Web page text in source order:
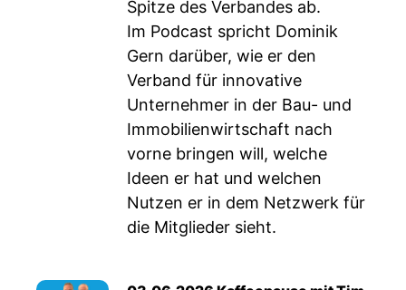
Spitze des Verbandes ab.
Im Podcast spricht Dominik
Gern darüber, wie er den
Verband für innovative
Unternehmer in der Bau- und
Immobilienwirtschaft nach
vorne bringen will, welche
Ideen er hat und welchen
Nutzen er in dem Netzwerk für
die Mitglieder sieht.